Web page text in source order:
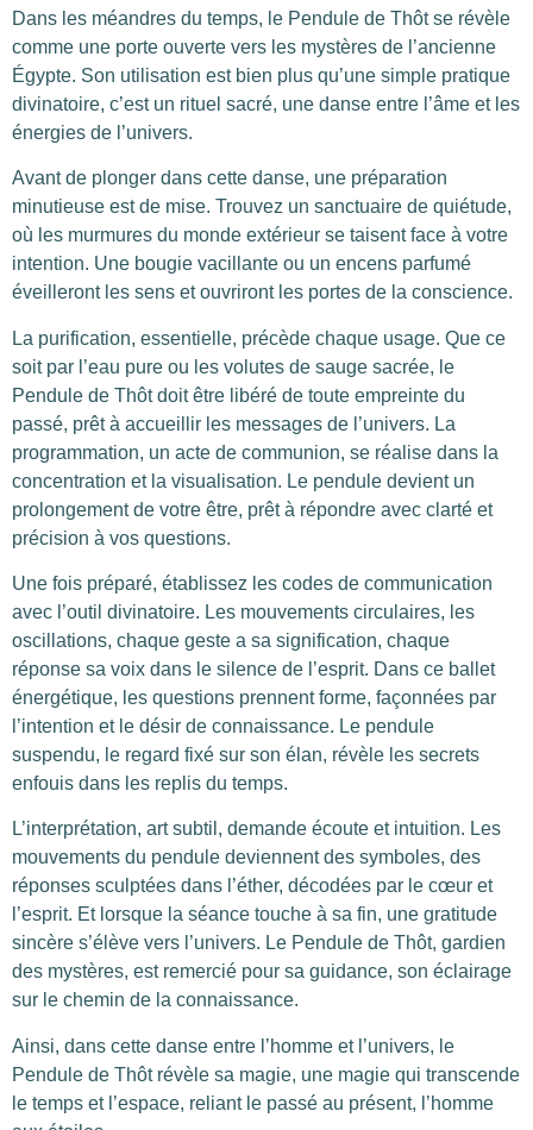
Dans les méandres du temps, le Pendule de Thôt se révèle
comme une porte ouverte vers les mystères de l’ancienne
Égypte. Son utilisation est bien plus qu’une simple pratique
divinatoire, c’est un rituel sacré, une danse entre l’âme et les
énergies de l’univers.
Avant de plonger dans cette danse, une préparation
minutieuse est de mise. Trouvez un sanctuaire de quiétude,
où les murmures du monde extérieur se taisent face à votre
intention. Une bougie vacillante ou un encens parfumé
éveilleront les sens et ouvriront les portes de la conscience.
La purification, essentielle, précède chaque usage. Que ce
soit par l’eau pure ou les volutes de sauge sacrée, le
Pendule de Thôt doit être libéré de toute empreinte du
passé, prêt à accueillir les messages de l’univers. La
programmation, un acte de communion, se réalise dans la
concentration et la visualisation. Le pendule devient un
prolongement de votre être, prêt à répondre avec clarté et
précision à vos questions.
Une fois préparé, établissez les codes de communication
avec l’outil divinatoire. Les mouvements circulaires, les
oscillations, chaque geste a sa signification, chaque
réponse sa voix dans le silence de l’esprit. Dans ce ballet
énergétique, les questions prennent forme, façonnées par
l’intention et le désir de connaissance. Le pendule
suspendu, le regard fixé sur son élan, révèle les secrets
enfouis dans les replis du temps.
L’interprétation, art subtil, demande écoute et intuition. Les
mouvements du pendule deviennent des symboles, des
réponses sculptées dans l’éther, décodées par le cœur et
l’esprit. Et lorsque la séance touche à sa fin, une gratitude
sincère s’élève vers l’univers. Le Pendule de Thôt, gardien
des mystères, est remercié pour sa guidance, son éclairage
sur le chemin de la connaissance.
Ainsi, dans cette danse entre l’homme et l’univers, le
Pendule de Thôt révèle sa magie, une magie qui transcende
le temps et l’espace, reliant le passé au présent, l’homme